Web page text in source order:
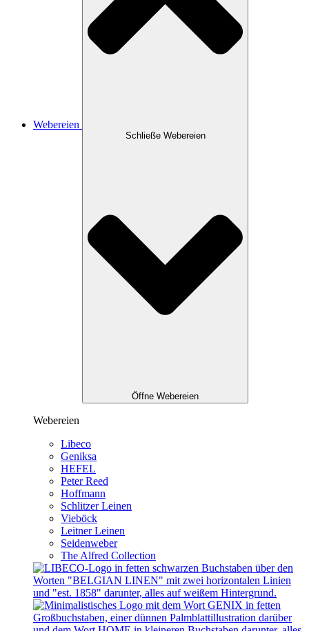
Webereien
Schließe Webereien
Öffne Webereien
Webereien
Libeco
Geniksa
HEFEL
Peter Reed
Hoffmann
Schlitzer Leinen
Vieböck
Leitner Leinen
Seidenweber
The Alfred Collection